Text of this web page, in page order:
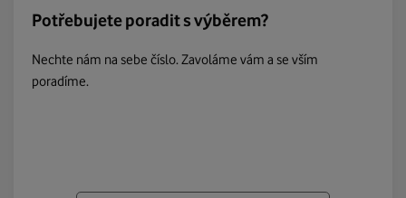
Potřebujete poradit s výběrem?
Nechte nám na sebe číslo. Zavoláme vám a se vším
poradíme.